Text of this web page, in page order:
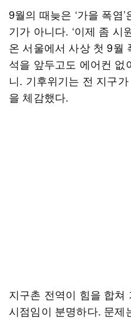
9월의 때늦은 ‘가을 폭염
기가 아니다. ‘이제 좀 시
온 서울에서 사상 첫 9월
석을 앞두고도 에어컨
니. 기후위기는 전 지구
을 체감했다.
지구촌 전역이 힘을 합쳐
시점임이 분명하다. 문제